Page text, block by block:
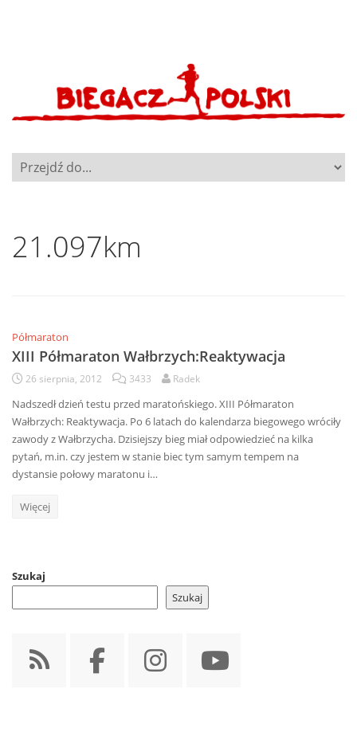
21.097km
Półmaraton
XIII Półmaraton Wałbrzych:Reaktywacja
26 sierpnia, 2012 3433 Radek
Nadszedł dzień testu przed maratońskiego. XIII Półmaraton
Wałbrzych: Reaktywacja. Po 6 latach do kalendarza biegowego wróciły
zawody z Wałbrzycha. Dzisiejszy bieg miał odpowiedzieć na kilka
pytań, m.in. czy jestem w stanie biec tym samym tempem na
dystansie połowy maratonu i…
Więcej
Szukaj
Szukaj